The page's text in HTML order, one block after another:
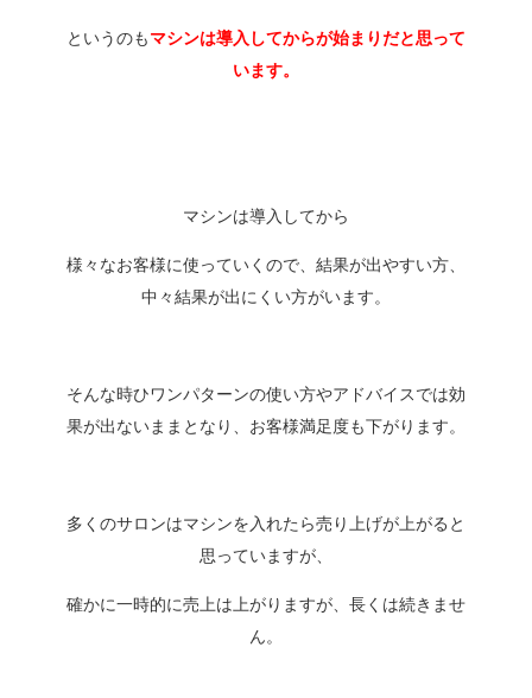
というのもマシンは導入してからが始まりだと思って
います。
マシンは導入してから
様々なお客様に使っていくので、結果が出やすい方、
中々結果が出にくい方がいます。
そんな時ひワンパターンの使い方やアドバイスでは効
果が出ないままとなり、お客様満足度も下がります。
多くのサロンはマシンを入れたら売り上げが上がると
思っていますが、
確かに一時的に売上は上がりますが、長くは続きませ
ん。